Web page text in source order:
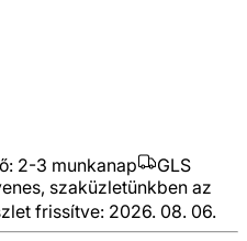
2-3 munkanap
GLS
szaküzletünkben az
frissítve: 2026. 08. 06.